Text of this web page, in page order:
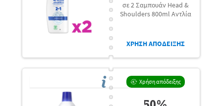
σε 2 Σαμπουάν Head &
Shoulders 800ml Αντλία
ΧΡΗΣΗ ΑΠΟΔΕΙΞΗΣ
Χρήση απόδειξης